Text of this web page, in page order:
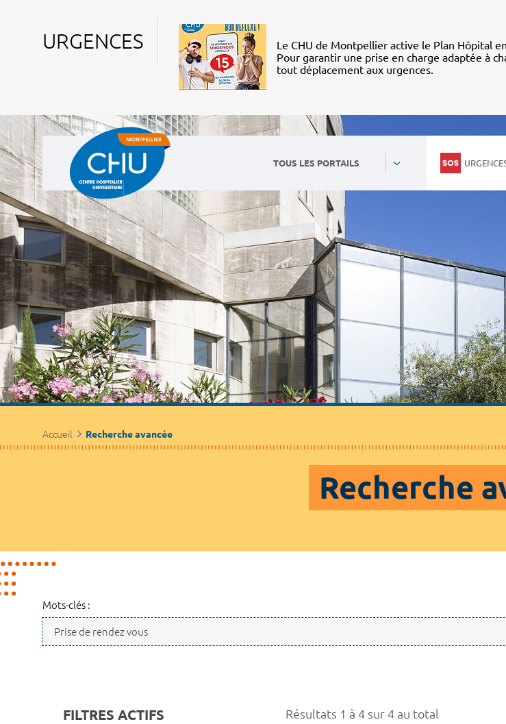
URGENCES
Le CHU de Montpellier active le Plan Hôpital
Pour garantir une prise en charge adaptée à
tout déplacement aux urgences.
TOUS LES PORTAILS
Accueil Recherche avancée
Recherche
Mots-clés :
Résultats 1 à 4 sur 4 au total
FILTRES ACTIFS